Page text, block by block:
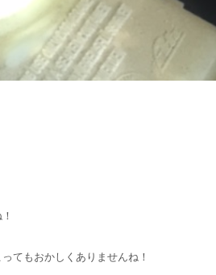
てもおかしくありませんね！